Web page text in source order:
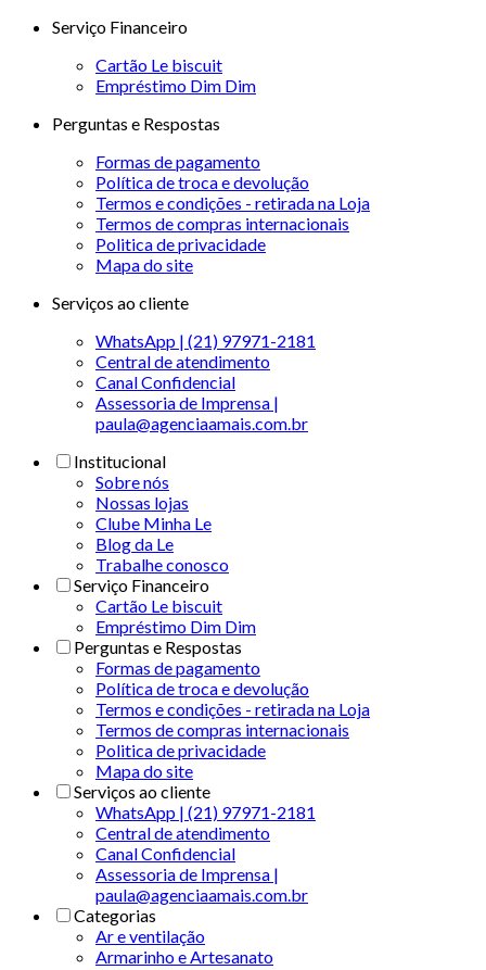
Serviço Financeiro
Cartão Le biscuit
Empréstimo Dim Dim
Perguntas e Respostas
Formas de pagamento
Política de troca e devolução
Termos e condições - retirada na Loja
Termos de compras internacionais
Politica de privacidade
Mapa do site
Serviços ao cliente
WhatsApp | (21) 97971-2181
Central de atendimento
Canal Confidencial
Assessoria de Imprensa |
paula@agenciaamais.com.br
Institucional
Sobre nós
Nossas lojas
Clube Minha Le
Blog da Le
Trabalhe conosco
Serviço Financeiro
Cartão Le biscuit
Empréstimo Dim Dim
Perguntas e Respostas
Formas de pagamento
Política de troca e devolução
Termos e condições - retirada na Loja
Termos de compras internacionais
Politica de privacidade
Mapa do site
Serviços ao cliente
WhatsApp | (21) 97971-2181
Central de atendimento
Canal Confidencial
Assessoria de Imprensa |
paula@agenciaamais.com.br
Categorias
Ar e ventilação
Armarinho e Artesanato